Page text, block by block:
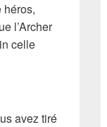
héros,
l’Archer
celle
avez tiré